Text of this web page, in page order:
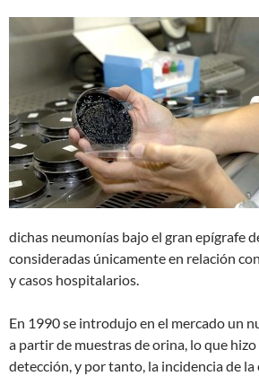
dichas neumonías bajo el gran epígrafe
consideradas únicamente en relación
y casos hospitalarios.
En 1990 se introdujo en el mercado un
a partir de muestras de orina, lo que
detección, y por tanto, la incidencia de